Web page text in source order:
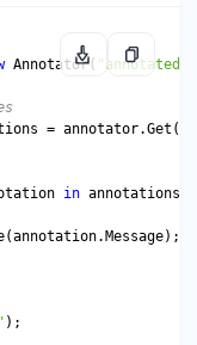
Annotator(
= annotator.Get
in annotations
(annotation. Message